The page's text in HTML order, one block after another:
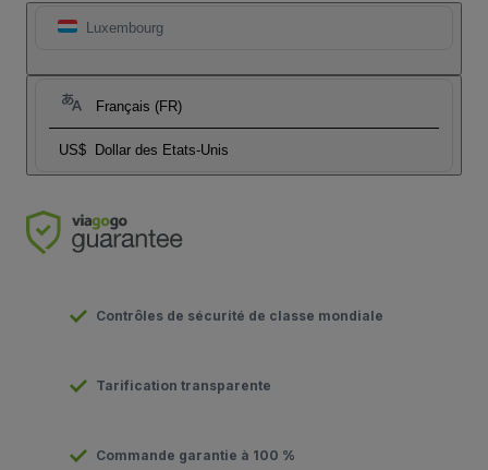
Luxembourg
Français (FR)
US$ Dollar des Etats-Unis
Contrôles de sécurité de classe mondiale
Tarification transparente
Commande garantie à 100 %